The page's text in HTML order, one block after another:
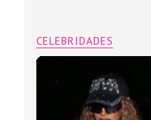
CELEBRIDADES